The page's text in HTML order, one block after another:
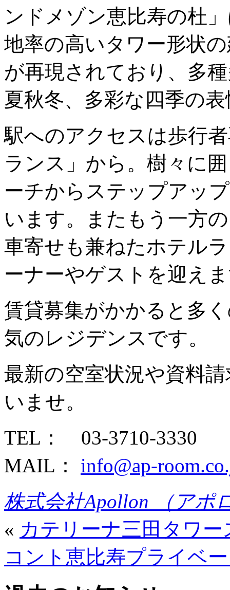
ンドメゾン恵比寿の杜
地率の高いタワー形状
が再現されており、多
夏秋冬、多彩な四季の
駅へのアクセスは歩行
ランス」から。樹々に
ーチからステップアッ
います。またもう一方
車寄せも兼ねたホテル
ーナーやゲストを迎え
賃貸募集がかかると多
気のレジデンスです。
最新の空室状況や資料
いませ。
TEL： 03-3710-3330
MAIL： info@ap-
株式会社Apollon （アポ
« カテリーナ三田タワ
コント恵比寿プライベ